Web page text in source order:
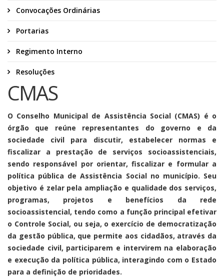
Convocações Ordinárias
Portarias
Regimento Interno
Resoluções
CMAS
O Conselho Municipal de Assistência Social (CMAS) é o
órgão que reúne representantes do governo e da
sociedade civil para discutir, estabelecer normas e
fiscalizar a prestação de serviços socioassistenciais,
sendo responsável por orientar, fiscalizar e formular a
política pública de Assistência Social no município. Seu
objetivo é zelar pela ampliação e qualidade dos serviços,
programas, projetos e benefícios da rede
socioassistencial, tendo como a função principal efetivar
o Controle Social, ou seja, o exercício de democratização
da gestão pública, que permite aos cidadãos, através da
sociedade civil, participarem e intervirem na elaboração
e execução da política pública, interagindo com o Estado
para a definição de prioridades.